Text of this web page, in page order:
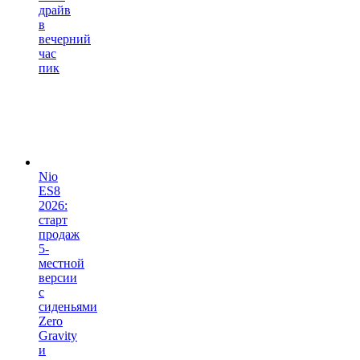
драйв
в
вечерний
час
пик
Nio
ES8
2026:
старт
продаж
5-
местной
версии
с
сиденьями
Zero
Gravity
и